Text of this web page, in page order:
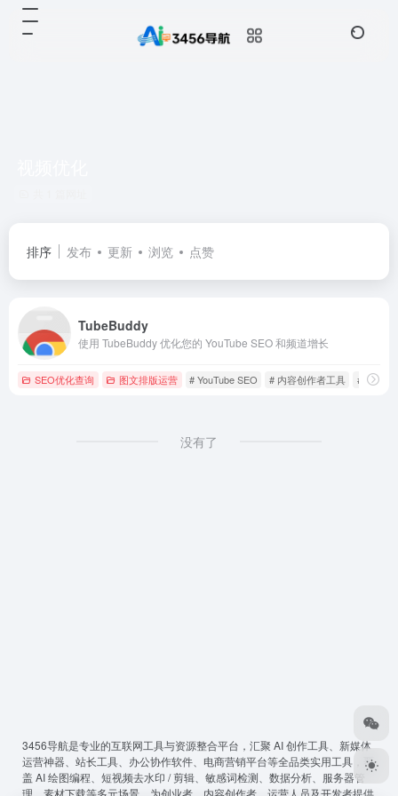
排序 发布 更新 浏览 点赞
TubeBuddy
使用 TubeBuddy 优化您的 YouTube SEO 和频道增长
SEO优化查询 图文排版运营 # YouTube SEO # 内容创作者工具 # 视频优
没有了
3456导航是专业的互联网工具与资源整合平台，汇聚 AI 创作工具、新媒体
运营神器、站长工具、办公协作软件、电商营销平台等全品类实用工具，覆
盖 AI 绘图编程、短视频去水印 / 剪辑、敏感词检测、数据分析、服务器管
理、素材下载等多元场景，为创业者、内容创作者、运营人员及开发者提供